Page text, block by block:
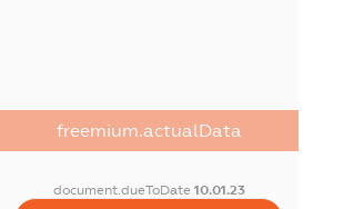
freemium.actualData
document.dueToDate 10.01.23